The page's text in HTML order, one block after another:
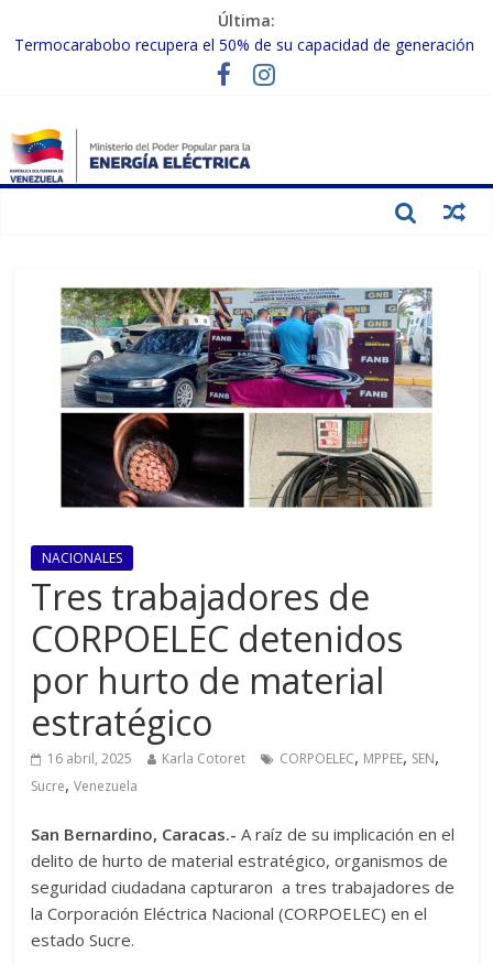
Última:
Termocarabobo recupera el 50% de su capacidad de generación
MPPEE avanza en la recuperación de infraestructuras eléctricas
Gobierno Nacional coordina acciones con el sector privado para
fortalecer el SEN ante el «Súper Niño»
Inspeccionan trabajos de rehabilitación en instalaciones del SEN
NACIONALES
Tres trabajadores de
CORPOELEC detenidos
por hurto de material
estratégico
16 abril, 2025 Karla Cotoret CORPOELEC, MPPEE, SEN,
Sucre,Venezuela
San Bernardino, Caracas.- A raíz de su implicación en el
delito de hurto de material estratégico, organismos de
seguridad ciudadana capturaron a tres trabajadores de
la Corporación Eléctrica Nacional (CORPOELEC) en el
estado Sucre.